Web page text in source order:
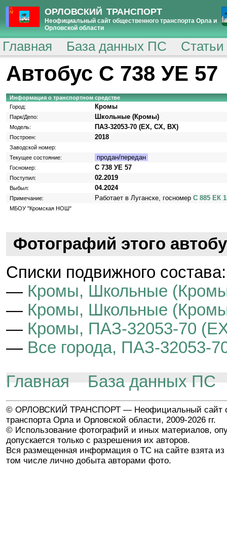
ОРЛОВСКИЙ ТРАНСПОРТ
Неофициальный сайт общественного транспорта Орла и
Орловской области
Главная База данных ПС
Автобус С 738 УЕ 57
Информация о транспортном средстве
Город:
Кромы
Парк/Депо: Школьные (Кромы)
Модель: ПАЗ-32053-70 (EX, CX, BX)
Построен: 2018
Заводской номер:
Текущее состояние:
продан/передан
Госномер: С 738 УЕ 57
Поступил: 02.2019
Выбыл: 04.2024
Примечание: Работает в Луганске, госномер С 885 ЕК
МБОУ "Кромская НОШ"
Фотографий этого
Cписки подвижного состава:
— Кромы, Школьные
— Кромы, Школьные
— Кромы, ПАЗ-32053-70
— Все города, ПАЗ-32053-
Главная
База данных ПС
© ОРЛОВСКИЙ ТРАНСПОРТ — Неофициальный сайт
транспорта Орла и Орловской области, 2009-2026 гг.
© Использование фотографий и иных материалов,
допускается только с разрешения их авторов.
Вся размещенная информация о ТС на сайте взята из
том числе лично добыта авторами фото.